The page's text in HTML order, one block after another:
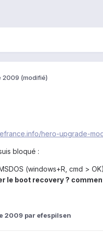
2009 (modifié)
hero-upgrade-
bloqué :
(windows+R, cmd >
le boot recovery ?
2009 par efespilsen